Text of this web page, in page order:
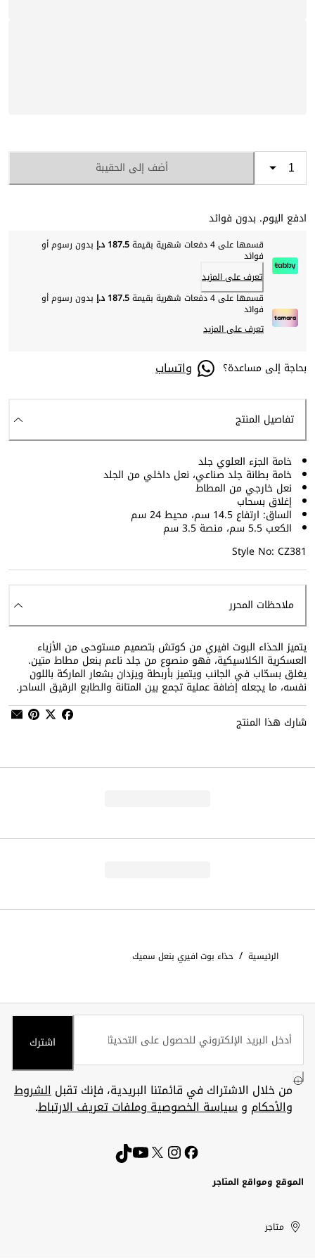
أضف إلى الحقيبة
ادفع اليوم. بدون فوائد
قسمها على 4 دفعات شهرية بقيمة 187.5 د.إ بدون رسوم أو
فوائد
تعرف على المزيد
قسمها على 4 دفعات شهرية بقيمة
187.5 د.إ بدون رسوم أو
فوائد
تعرف على المزيد
بحاجة إلى مساعدة؟ واتساب
تفاصيل المنتج
خامة الجزء العلوي جلد
خامة بطانة جلد صناعي، نعل داخلي من الجلد
نعل خارجي من المطاط
إغلاق بسحاب
الساق: ارتفاع 14.5 سم، محيط 24 سم
الكعب 5.5 سم، منصة 3.5 سم
Style No: CZ381
ملاحظات المحرر
يتميز الحذاء البوت افيري من كوتش بتصميم مستوحى من الأزياء
العسكرية الكلاسيكية، فهو منصوع من جلد ناعم بنعل مطاط متين.
يغلق بسحّاب في الجانب ويتميز بأربطة ويزدان بشعار الماركة باللون
نفسه، ما يجعله إضافة عملية تجمع بين المتانة والطابع الرقيق الساحر.
شارك هذا المنتج
الرئيسية / حذاء بوت افيري بنعل سميك
اشترك
من خلال الاشتراك في قائمتنا البريدية، فإنك تقبلالشروط
والأحكام وسياسة الخصوصية وملفات تعريف الارتباط.
الموقع ومواقع المتاجر
United
Arab
Kuwait
الإمارات
العربية
الكويت
متاجر